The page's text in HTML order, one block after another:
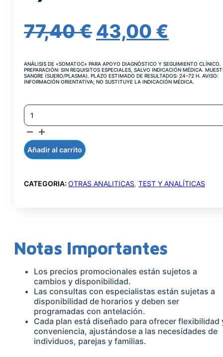
77,40€ EL
ORIGINAL
77,40 €.
43,00 €
ANÁLISIS DE «SOMATOC» PARA APOYO DIAGNÓSTICO Y SEGUIMIENTO CLÍNICO.
PREPARACIÓN: SIN REQUISITOS ESPECIALES, SALVO INDICACIÓN MÉDICA.
SANGRE (SUERO/PLASMA). PLAZO ESTIMADO DE RESULTADOS: 24–72 H. AVISO:
INFORMACIÓN ORIENTATIVA; NO SUSTITUYE LA INDICACIÓN MÉDICA.
IGF-
1
(SOMATOMEDINA
C)
CANTIDAD
Añadir al carrito
CATEGORIA: OTRAS ANALITICAS, TEST Y ANALÍTICAS
Notas Importantes
Los precios promocionales están sujetos a
cambios y disponibilidad.
Las consultas con especialistas están sujetas a
disponibilidad de horarios y deben ser
programadas con antelación.
Cada plan está diseñado para ofrecer flexibilidad
conveniencia, ajustándose a las necesidades de
individuos, parejas y familias.